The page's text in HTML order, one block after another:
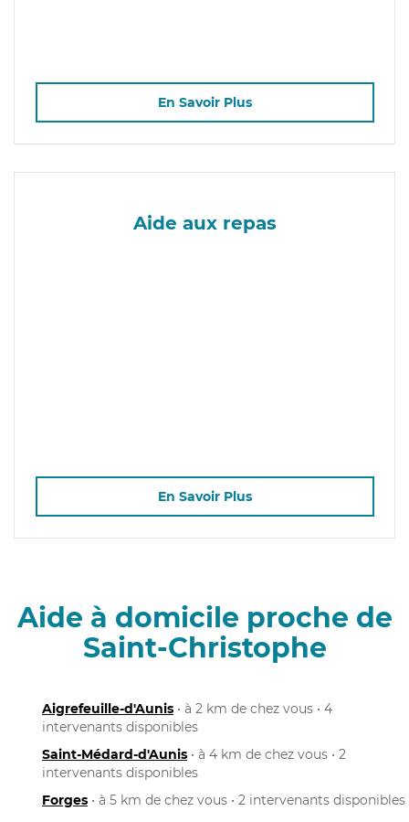
En Savoir Plus
Aide aux repas
En Savoir Plus
Aide à domicile proche de
Saint-Christophe
Aigrefeuille-d'Aunis • à 2 km de chez vous • 4
intervenants disponibles
Saint-Médard-d'Aunis • à 4 km de chez vous • 2
intervenants disponibles
Forges • à 5 km de chez vous • 2 intervenants disponibles